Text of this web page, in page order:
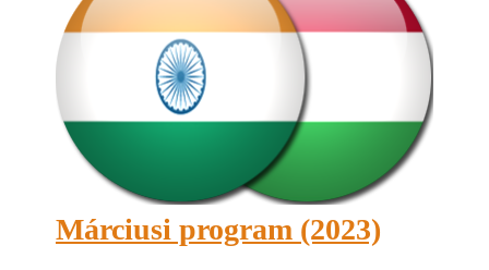
Márciusi program (2023)